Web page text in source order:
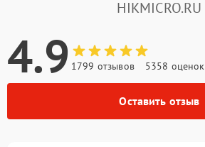
HIKMICRO.RU
4.9 1799 отзывов 5358 оценок
Оставить отзыв